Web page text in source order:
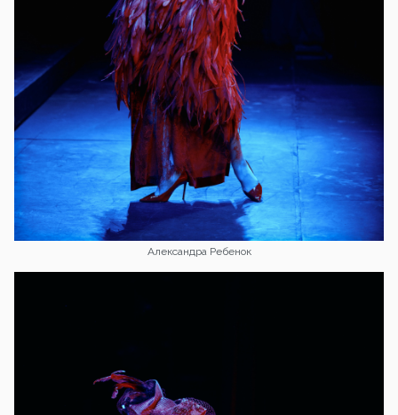
Александра Ребенок